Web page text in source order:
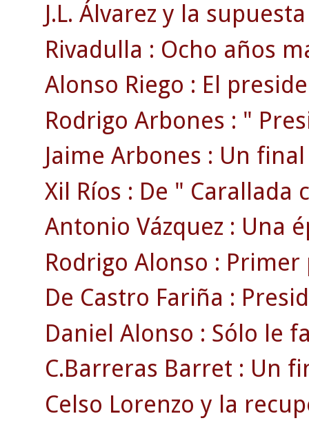
J.L. Álvarez y la
Rivadulla : Ocho años
Alonso Riego : El
Rodrigo Arbones : "
Jaime Arbones : Un
Xil Ríos : De " Carallada
Antonio Vázquez : Una
Rodrigo Alonso :
De Castro Fariña :
Daniel Alonso : Sólo le
C.Barreras Barret : Un
Celso Lorenzo y la